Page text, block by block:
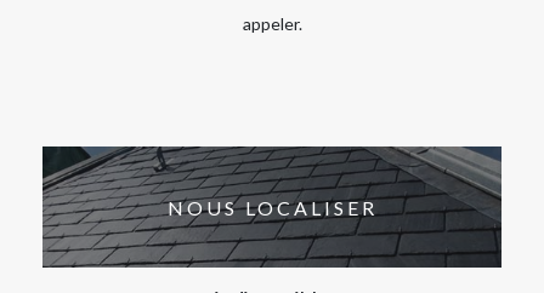
appeler.
NOUS LOCALISER